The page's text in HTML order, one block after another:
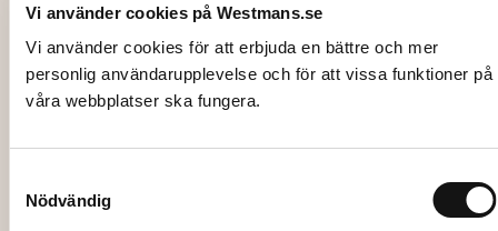
Vi använder cookies på Westmans.se
Vi använder cookies för att erbjuda en bättre och mer
personlig användarupplevelse och för att vissa funktioner på
våra webbplatser ska fungera.
Nödvändig
VINGLAS, DeLuxe 35 cl